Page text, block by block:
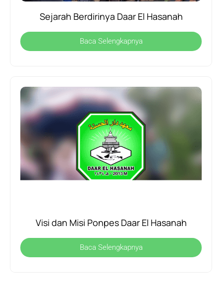
Sejarah Berdirinya Daar El Hasanah
Baca Selengkapnya
Visi dan Misi Ponpes Daar El Hasanah
Baca Selengkapnya